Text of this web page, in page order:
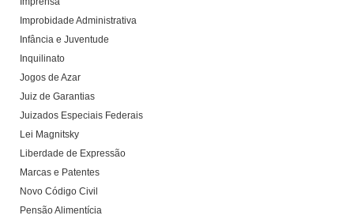
Improbidade Administrativa
Infância e Juventude
Inquilinato
Jogos de Azar
Juiz de Garantias
Juizados Especiais Federais
Lei Magnitsky
Liberdade de Expressão
Marcas e Patentes
Novo Código Civil
Pensão Alimentícia